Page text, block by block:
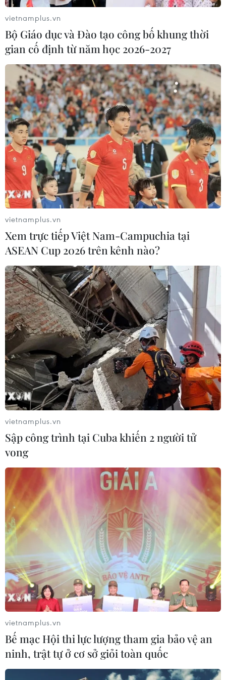
Đã có 1.051 bệnh nhân
COVID-19 được công bố khỏi bệnh
24/10/2020 14:48
Tính đến 18 giờ ngày 24/10/2020, đã có 1.051 bệnh
nhân mắc COVID-19 được công bố khỏi bệnh tại Việt
Nam.
vietnamplus.vn
Bộ Giáo dục và Đào tạo công bố khung thời
gian cố định từ năm học 2026-2027
vietnamplus.vn
Xem trực tiếp Việt Nam-Campuchia tại
ASEAN Cup 2026 trên kênh nào?
vietnamplus.vn
Sập công trình tại Cuba khiến 2 người tử
vong
vietnamplus.vn
Bế mạc Hội thi lực lượng tham gia bảo vệ an
ninh, trật tự ở cơ sở giỏi toàn quốc